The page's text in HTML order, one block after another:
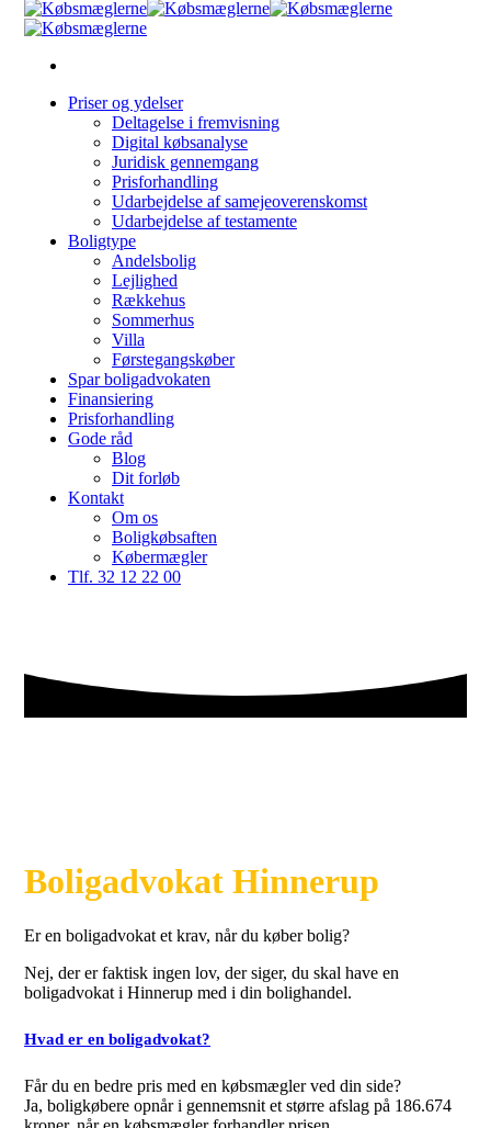
Priser og ydelser
Deltagelse i fremvisning
Digital købsanalyse
Juridisk gennemgang
Prisforhandling
Udarbejdelse af samejeoverenskomst
Udarbejdelse af testamente
Boligtype
Andelsbolig
Lejlighed
Rækkehus
Sommerhus
Villa
Førstegangskøber
Spar boligadvokaten
Finansiering
Prisforhandling
Gode råd
Blog
Dit forløb
Kontakt
Om os
Boligkøbsaften
Købermægler
Tlf. 32 12 22 00
Boligadvokat Hinnerup
Er en boligadvokat et krav, når du køber bolig?
Nej, der er faktisk ingen lov, der siger, du skal have en
boligadvokat i Hinnerup med i din bolighandel.
Hvad er en boligadvokat?
Får du en bedre pris med en købsmægler ved din side?
Ja, boligkøbere opnår i gennemsnit et større afslag på 186.674